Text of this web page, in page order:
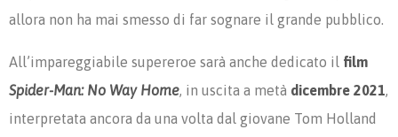
allora non ha mai smesso di far sognare il grande pubblico.
All’impareggiabile supereroe sarà anche dedicato il film
Spider-Man: No Way Home, in uscita a metà dicembre 2021,
interpretata ancora da una volta dal giovane Tom Holland